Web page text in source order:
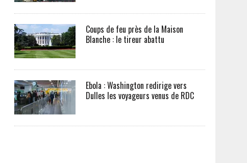
Coups de feu près de la Maison
Blanche : le tireur abattu
Ebola : Washington redirige vers
Dulles les voyageurs venus de RDC